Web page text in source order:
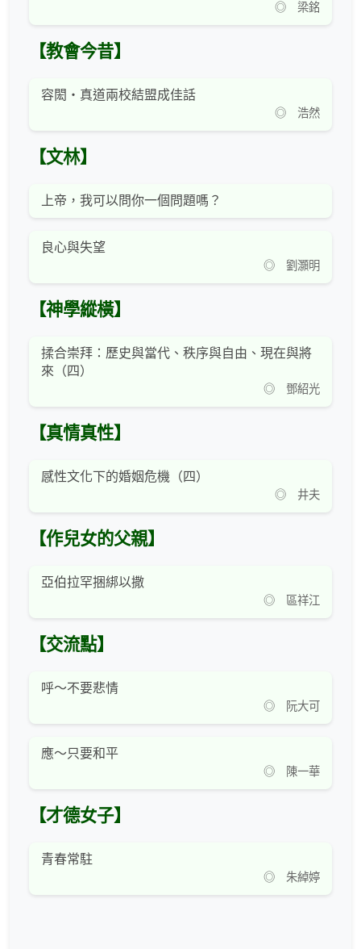
◎ 梁銘
【教會今昔】
容閎‧真道兩校結盟成佳話
◎ 浩然
【文林】
上帝，我可以問你一個問題嗎？
良心與失望
◎ 劉灝明
【神學縱橫】
揉合崇拜：歷史與當代、秩序與自由、現在與將
來（四）
◎ 鄧紹光
【真情真性】
感性文化下的婚姻危機（四）
◎ 井夫
【作兒女的父親】
亞伯拉罕捆綁以撒
◎ 區祥江
【交流點】
呼～不要悲情
◎ 阮大可
應～只要和平
◎ 陳一華
【才德女子】
青春常駐
◎ 朱綽婷